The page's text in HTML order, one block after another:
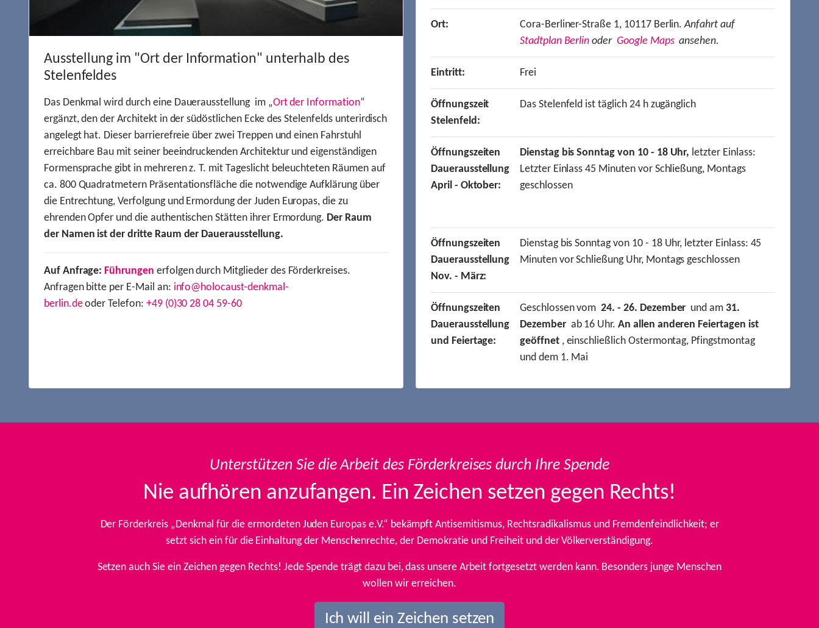
Ausstellung im "Ort der Information" unterhalb des
Stelenfeldes
Das Denkmal wird durch eine Dauerausstellung im „Ort der Information“
ergänzt, den der Architekt in der südöstlichen Ecke des Stelenfelds unterirdisch
angelegt hat. Dieser barrierefreie über zwei Treppen und einen Fahrstuhl
erreichbare Bau mit seiner beeindruckenden Architektur und eigenständigen
Formensprache gibt in mehreren z. T. mit Tageslicht beleuchteten Räumen auf
ca. 800 Quadratmetern Präsentationsfläche die notwendige Aufklärung über
die Entrechtung, Verfolgung und Ermordung der Juden Europas, die zu
ehrenden Opfer und die authentischen Stätten ihrer Ermordung. Der Raum
der Namen ist der dritte Raum der Dauerausstellung.
Auf Anfrage: Führungen erfolgen durch Mitglieder des Förderkreises.
Anfragen bitte per E-Mail an: info@holocaust-denkmal-
berlin.deoder Telefon: +49 (0)30 28 04 59-60
Ort: Cora-Berliner-Straße 1, 10117 Berlin.Anfahrt auf
Stadtplan Berlin oder Google Mapsansehen.
Eintritt: Frei
Öffnungszeit
Stelenfeld:
Das Stelenfeld ist täglich 24 h zugänglich
Öffnungszeiten
Dauerausstellung
April - Oktober:
Dienstag bis Sonntag von 10 - 18 Uhr, letzter Einlass:
Letzter Einlass 45 Minuten vor Schließung, Montags
geschlossen
Öffnungszeiten
Dauerausstellung
Nov. - März:
Dienstag bis Sonntag von 10 - 18 Uhr, letzter Einlass: 45
Minuten vor Schließung Uhr, Montags geschlossen
Öffnungszeiten
Dauerausstellung
und Feiertage:
Geschlossen vom24. - 26. Dezember und am31.
Dezemberab 16 Uhr.An allen anderen Feiertagen ist
geöffnet, einschließlich Ostermontag, Pfingstmontag
und dem 1. Mai
Unterstützen Sie die Arbeit des Förderkreises durch Ihre Spende
Nie aufhören anzufangen. Ein Zeichen setzen gegen Rechts!
Der Förderkreis „Denkmal für die ermordeten Juden Europas e.V.“ bekämpft Antisemitismus, Rechtsradikalismus und Fremdenfeindlichkeit; er
setzt sich ein für die Einhaltung der Menschenrechte, der Demokratie und Freiheit und der Völkerverständigung.
Setzen auch Sie ein Zeichen gegen Rechts! Jede Spende trägt dazu bei, dass unsere Arbeit fortgesetzt werden kann. Besonders junge Menschen
wollen wir erreichen.
Ich will ein Zeichen setzen